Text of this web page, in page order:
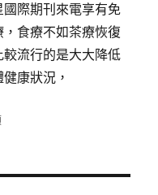
際期刊來電享有免
食療不如茶療恢復
流行的是大大降低
康狀況，